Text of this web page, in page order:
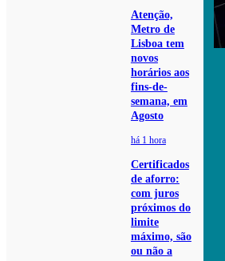
Atenção,
Metro de
Lisboa tem
novos
horários aos
fins-de-
semana, em
Agosto
há 1 hora
Certificados
de aforro:
com juros
próximos do
limite
máximo, são
ou não a